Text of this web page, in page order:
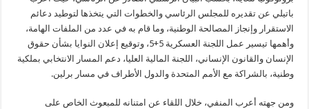
باتيلي عن تقديره للمجلس الرئاسي والخطوات التي يتخذها لتوطيد دعائم
الاستقرار وإنجاز المصالحة الوطنية، وما قام به في عدد من الملفات الهامة،
وأهمها تيسير عمل اللجنة العسكرية 5+5، وتوقيع إعلان النوايا بشأن حقوق
الإنسان والقانون الإنساني، اللجنة المالية العليا، دعم المسار الانتخابي بملكية
وطنية، بالشراكة مع الأمم المتحدة والدول الأطراف في مسار برلين.
ومن جهته أعرب المنفي، خلال اللقاء عن امتنانه للمبعوث الخاص على